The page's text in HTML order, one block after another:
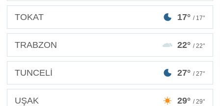
TOKAT 17° / 17°
TRABZON 22° / 22°
TUNCELİ 27° / 27°
UŞAK 29° / 29°